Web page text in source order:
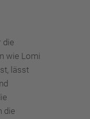
die
wie Lomi
lässt
die